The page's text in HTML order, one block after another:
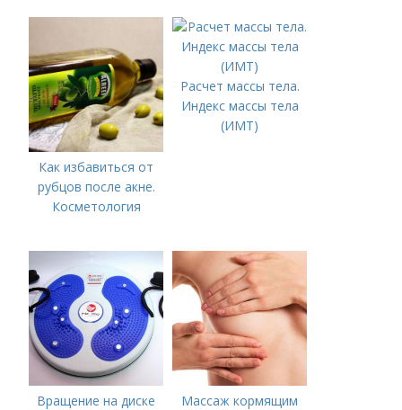
Как избавиться от
рубцов после акне.
Косметология
Расчет массы тела.
Индекс массы тела
(ИМТ)
Вращение на диске
Массаж кормящим